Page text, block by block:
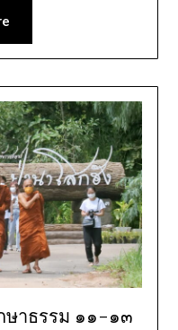
ษาธรรม ๑๑-๑๓